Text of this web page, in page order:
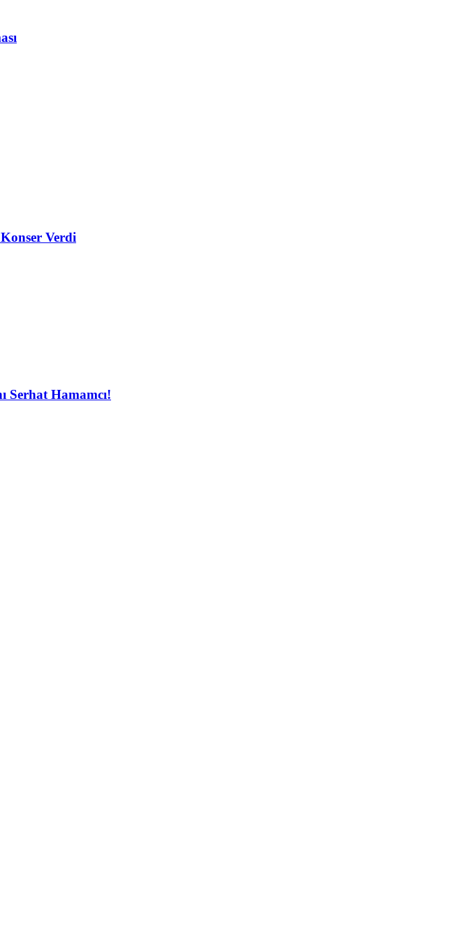
Verdi
Serhat Hamamcı!